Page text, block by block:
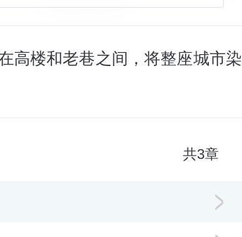
高楼和老巷之间，将整座城市染
共3章